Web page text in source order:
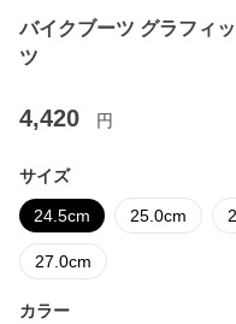
バイクブーツ グラフィ
ツ
4,420 円
サイズ
24.5cm 25.0cm
27.0cm
カラー